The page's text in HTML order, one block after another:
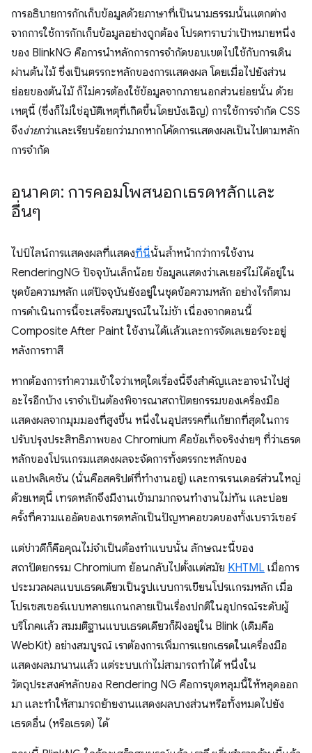
การอธิบายการกักเก็บข้อมูลด้วยภาษาที่เป็นนามธรรมนั้นแตกต่าง
จากการใช้การกักเก็บข้อมูลอย่างถูกต้อง โปรดทราบว่าเป้าหมายหนึ่ง
ของ BlinkNG คือการนำหลักการการจำกัดขอบเขตไปใช้กับการเดิน
ผ่านต้นไม้ ซึ่งเป็นตรรกะหลักของการแสดงผล โดยเมื่อไปยังส่วน
ย่อยของต้นไม้ ก็ไม่ควรต้องใช้ข้อมูลจากภายนอกส่วนย่อยนั้น ด้วย
เหตุนี้ (ซึ่งก็ไม่ใช่อุบัติเหตุที่เกิดขึ้นโดยบังเอิญ) การใช้การจำกัด CSS
จึงง่ายกว่าและเรียบร้อยกว่ามากหากโค้ดการแสดงผลเป็นไปตามหลัก
การจำกัด
อนาคต: การคอมโพสนอกเธรดหลักและ
อื่นๆ
ไปป์ไลน์การแสดงผลที่แสดงที่นี่นั้นล้ำหน้ากว่าการใช้งาน
RenderingNG ปัจจุบันเล็กน้อย ข้อมูลแสดงว่าเลเยอร์ไม่ได้อยู่ใน
ชุดข้อความหลัก แต่ปัจจุบันยังอยู่ในชุดข้อความหลัก อย่างไรก็ตาม
การดำเนินการนี้จะเสร็จสมบูรณ์ในไม่ช้า เนื่องจากตอนนี้
Composite After Paint ใช้งานได้แล้วและการจัดเลเยอร์จะอยู่
หลังการทาสี
หากต้องการทําความเข้าใจว่าเหตุใดเรื่องนี้จึงสำคัญและอาจนำไปสู่
อะไรอีกบ้าง เราจําเป็นต้องพิจารณาสถาปัตยกรรมของเครื่องมือ
แสดงผลจากมุมมองที่สูงขึ้น หนึ่งในอุปสรรคที่แก้ยากที่สุดในการ
ปรับปรุงประสิทธิภาพของ Chromium คือข้อเท็จจริงง่ายๆ ที่ว่าเธรด
หลักของโปรแกรมแสดงผลจะจัดการทั้งตรรกะหลักของ
แอปพลิเคชัน (นั่นคือสคริปต์ที่ทำงานอยู่) และการเรนเดอร์ส่วนใหญ่
ด้วยเหตุนี้ เทรดหลักจึงมีงานเข้ามามากจนทำงานไม่ทัน และบ่อย
ครั้งที่ความแออัดของเทรดหลักเป็นปัญหาคอขวดของทั้งเบราว์เซอร์
แต่ข่าวดีก็คือคุณไม่จำเป็นต้องทำแบบนั้น ลักษณะนี้ของ
สถาปัตยกรรม Chromium ย้อนกลับไปตั้งแต่สมัย KHTML เมื่อการ
ประมวลผลแบบเธรดเดียวเป็นรูปแบบการเขียนโปรแกรมหลัก เมื่อ
โปรเซสเซอร์แบบหลายแกนกลายเป็นเรื่องปกติในอุปกรณ์ระดับผู้
บริโภคแล้ว สมมติฐานแบบเธรดเดียวก็ฝังอยู่ใน Blink (เดิมคือ
WebKit) อย่างสมบูรณ์ เราต้องการเพิ่มการแยกเธรดในเครื่องมือ
แสดงผลมานานแล้ว แต่ระบบเก่าไม่สามารถทำได้ หนึ่งใน
วัตถุประสงค์หลักของ Rendering NG คือการขุดหลุมนี้ให้หลุดออก
มา และทำให้สามารถย้ายงานแสดงผลบางส่วนหรือทั้งหมดไปยัง
เธรดอื่น (หรือเธรด) ได้